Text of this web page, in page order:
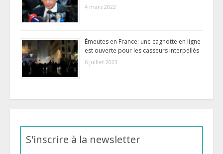
4 mars 2022
Émeutes en France: une cagnotte en ligne
est ouverte pour les casseurs interpellés
6 juillet 2023
S'inscrire à la newsletter